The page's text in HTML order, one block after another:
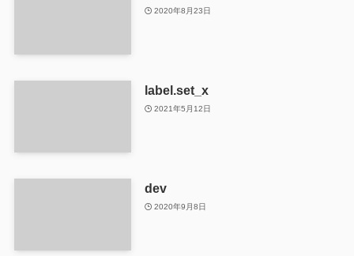
2020年8月23日
label.set_x
2021年5月12日
dev
2020年9月8日